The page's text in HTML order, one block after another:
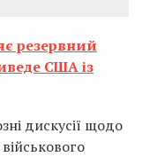
резервний
США із
дискусії щодо